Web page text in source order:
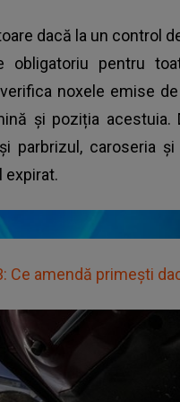
dacă la un control
obligatoriu pentru
noxele emise
și poziția acestuia.
parbrizul, caroseria
expirat.
Ce amendă primești